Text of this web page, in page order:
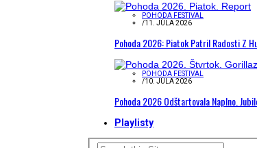
POHODA FESTIVAL
/11. JÚLA 2026
Pohoda 2026: Piatok Patril Radosti Z
POHODA FESTIVAL
/10. JÚLA 2026
Pohoda 2026 Odštartovala Naplno.
Playlisty